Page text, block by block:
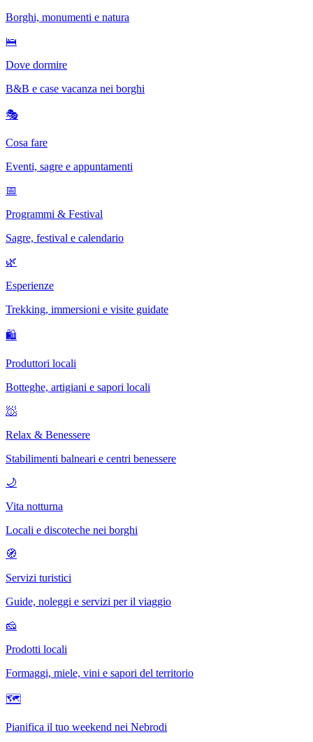
Borghi, monumenti e natura
🛌
Dove dormire
B&B e case vacanza nei borghi
🎭
Cosa fare
Eventi, sagre e appuntamenti
📅
Programmi & Festival
Sagre, festival e calendario
🌿
Esperienze
Trekking, immersioni e visite guidate
🛍
Produttori locali
Botteghe, artigiani e sapori locali
🧖
Relax & Benessere
Stabilimenti balneari e centri benessere
🌙
Vita notturna
Locali e discoteche nei borghi
🧭
Servizi turistici
Guide, noleggi e servizi per il viaggio
🧀
Prodotti locali
Formaggi, miele, vini e sapori del territorio
🗺
Pianifica il tuo weekend nei Nebrodi